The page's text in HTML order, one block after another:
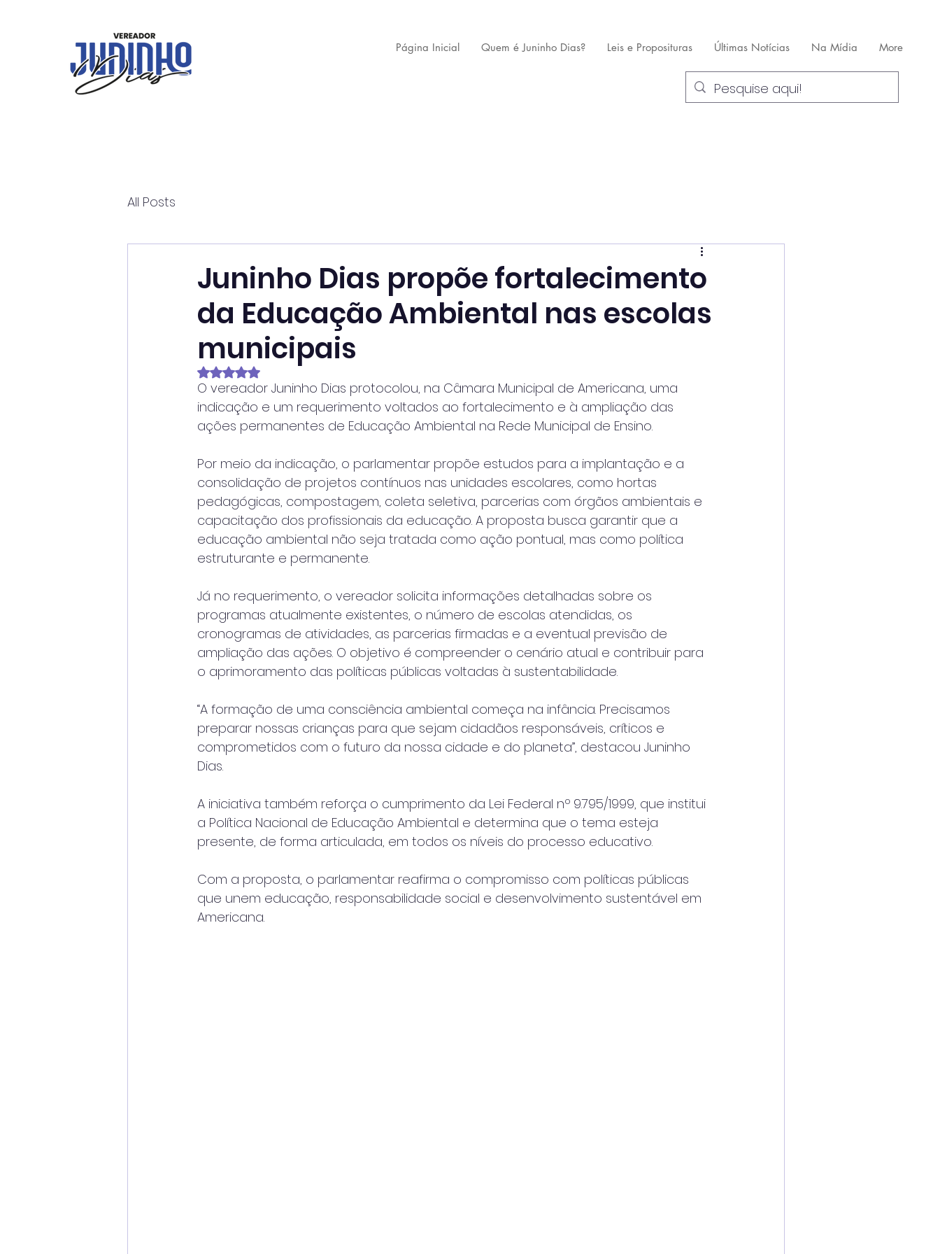
Página Inicial Quem é Juninho Dias? Leis e Proposituras Últimas Notícias Na Mídia More
All Posts
Juninho Dias propõe fortalecimento
da Educação Ambiental nas escolas
municipais
Avaliado com NaN de 5 estrelas.
O vereador Juninho Dias protocolou, na Câmara Municipal de Americana, uma
indicação e um requerimento voltados ao fortalecimento e à ampliação das
ações permanentes de Educação Ambiental na Rede Municipal de Ensino.
Por meio da indicação, o parlamentar propõe estudos para a implantação e a
consolidação de projetos contínuos nas unidades escolares, como hortas
pedagógicas, compostagem, coleta seletiva, parcerias com órgãos ambientais e
capacitação dos profissionais da educação. A proposta busca garantir que a
educação ambiental não seja tratada como ação pontual, mas como política
estruturante e permanente.
Já no requerimento, o vereador solicita informações detalhadas sobre os
programas atualmente existentes, o número de escolas atendidas, os
cronogramas de atividades, as parcerias firmadas e a eventual previsão de
ampliação das ações. O objetivo é compreender o cenário atual e contribuir para
o aprimoramento das políticas públicas voltadas à sustentabilidade.
“A formação de uma consciência ambiental começa na infância. Precisamos
preparar nossas crianças para que sejam cidadãos responsáveis, críticos e
comprometidos com o futuro da nossa cidade e do planeta”, destacou Juninho
Dias.
A iniciativa também reforça o cumprimento da Lei Federal nº 9.795/1999, que institui
a Política Nacional de Educação Ambiental e determina que o tema esteja
presente, de forma articulada, em todos os níveis do processo educativo.
Com a proposta, o parlamentar reafirma o compromisso com políticas públicas
que unem educação, responsabilidade social e desenvolvimento sustentável em
Americana.